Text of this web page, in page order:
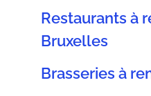
Restaurants à
Bruxelles
Brasseries à